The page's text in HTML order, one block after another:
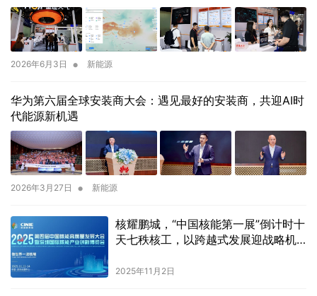
2026年6月3日 • 新能源
华为第六届全球安装商大会：遇见最好的安装商，共迎AI时
代能源新机遇
2026年3月27日 • 新能源
核耀鹏城，“中国核能第一展”倒计时十
天七秩核工，以跨越式发展迎战略机
2025年11月2日